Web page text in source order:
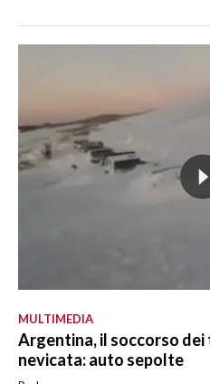
MULTIMEDIA
Argentina, il soccorso
nevicata: auto sepolte